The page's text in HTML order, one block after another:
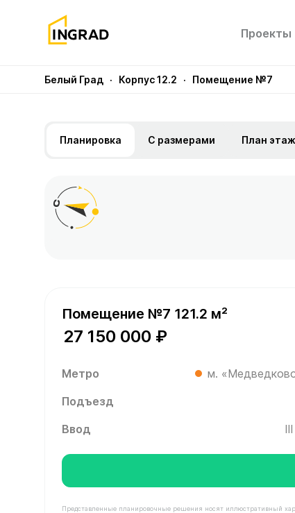
Проекты
Белый Град · Корпус 12.2 · Помещение №7
Планировка С размерами План
Помещение №7 121.2 м²
27 150 000 ₽
Метро м.
Подъезд
Ввод
Представленные планировочные решения носят иллюстративный